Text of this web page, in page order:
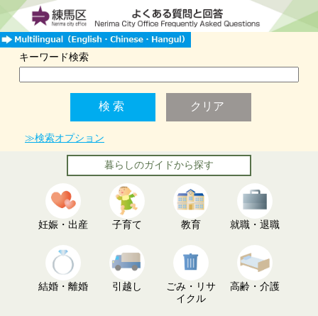
キーワード検索
≫検索オプション
暮らしのガイドから探す
妊娠・出産 子育て 教育 就職・退職
結婚・離婚 引越し
ごみ・リサ
イクル
高齢・介護